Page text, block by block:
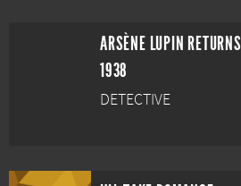
ARSÈNE LUPIN RETURNS
1938
DETECTIVE